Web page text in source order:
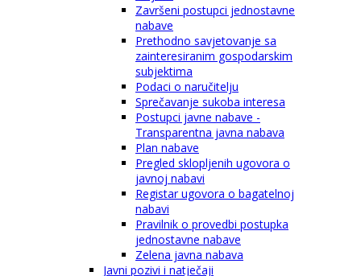
Završeni postupci jednostavne
nabave
Prethodno savjetovanje sa
zainteresiranim gospodarskim
subjektima
Podaci o naručitelju
Sprečavanje sukoba interesa
Postupci javne nabave -
Transparentna javna nabava
Plan nabave
Pregled sklopljenih ugovora o
javnoj nabavi
Registar ugovora o bagatelnoj
nabavi
Pravilnik o provedbi postupka
jednostavne nabave
Zelena javna nabava
Javni pozivi i natječaji